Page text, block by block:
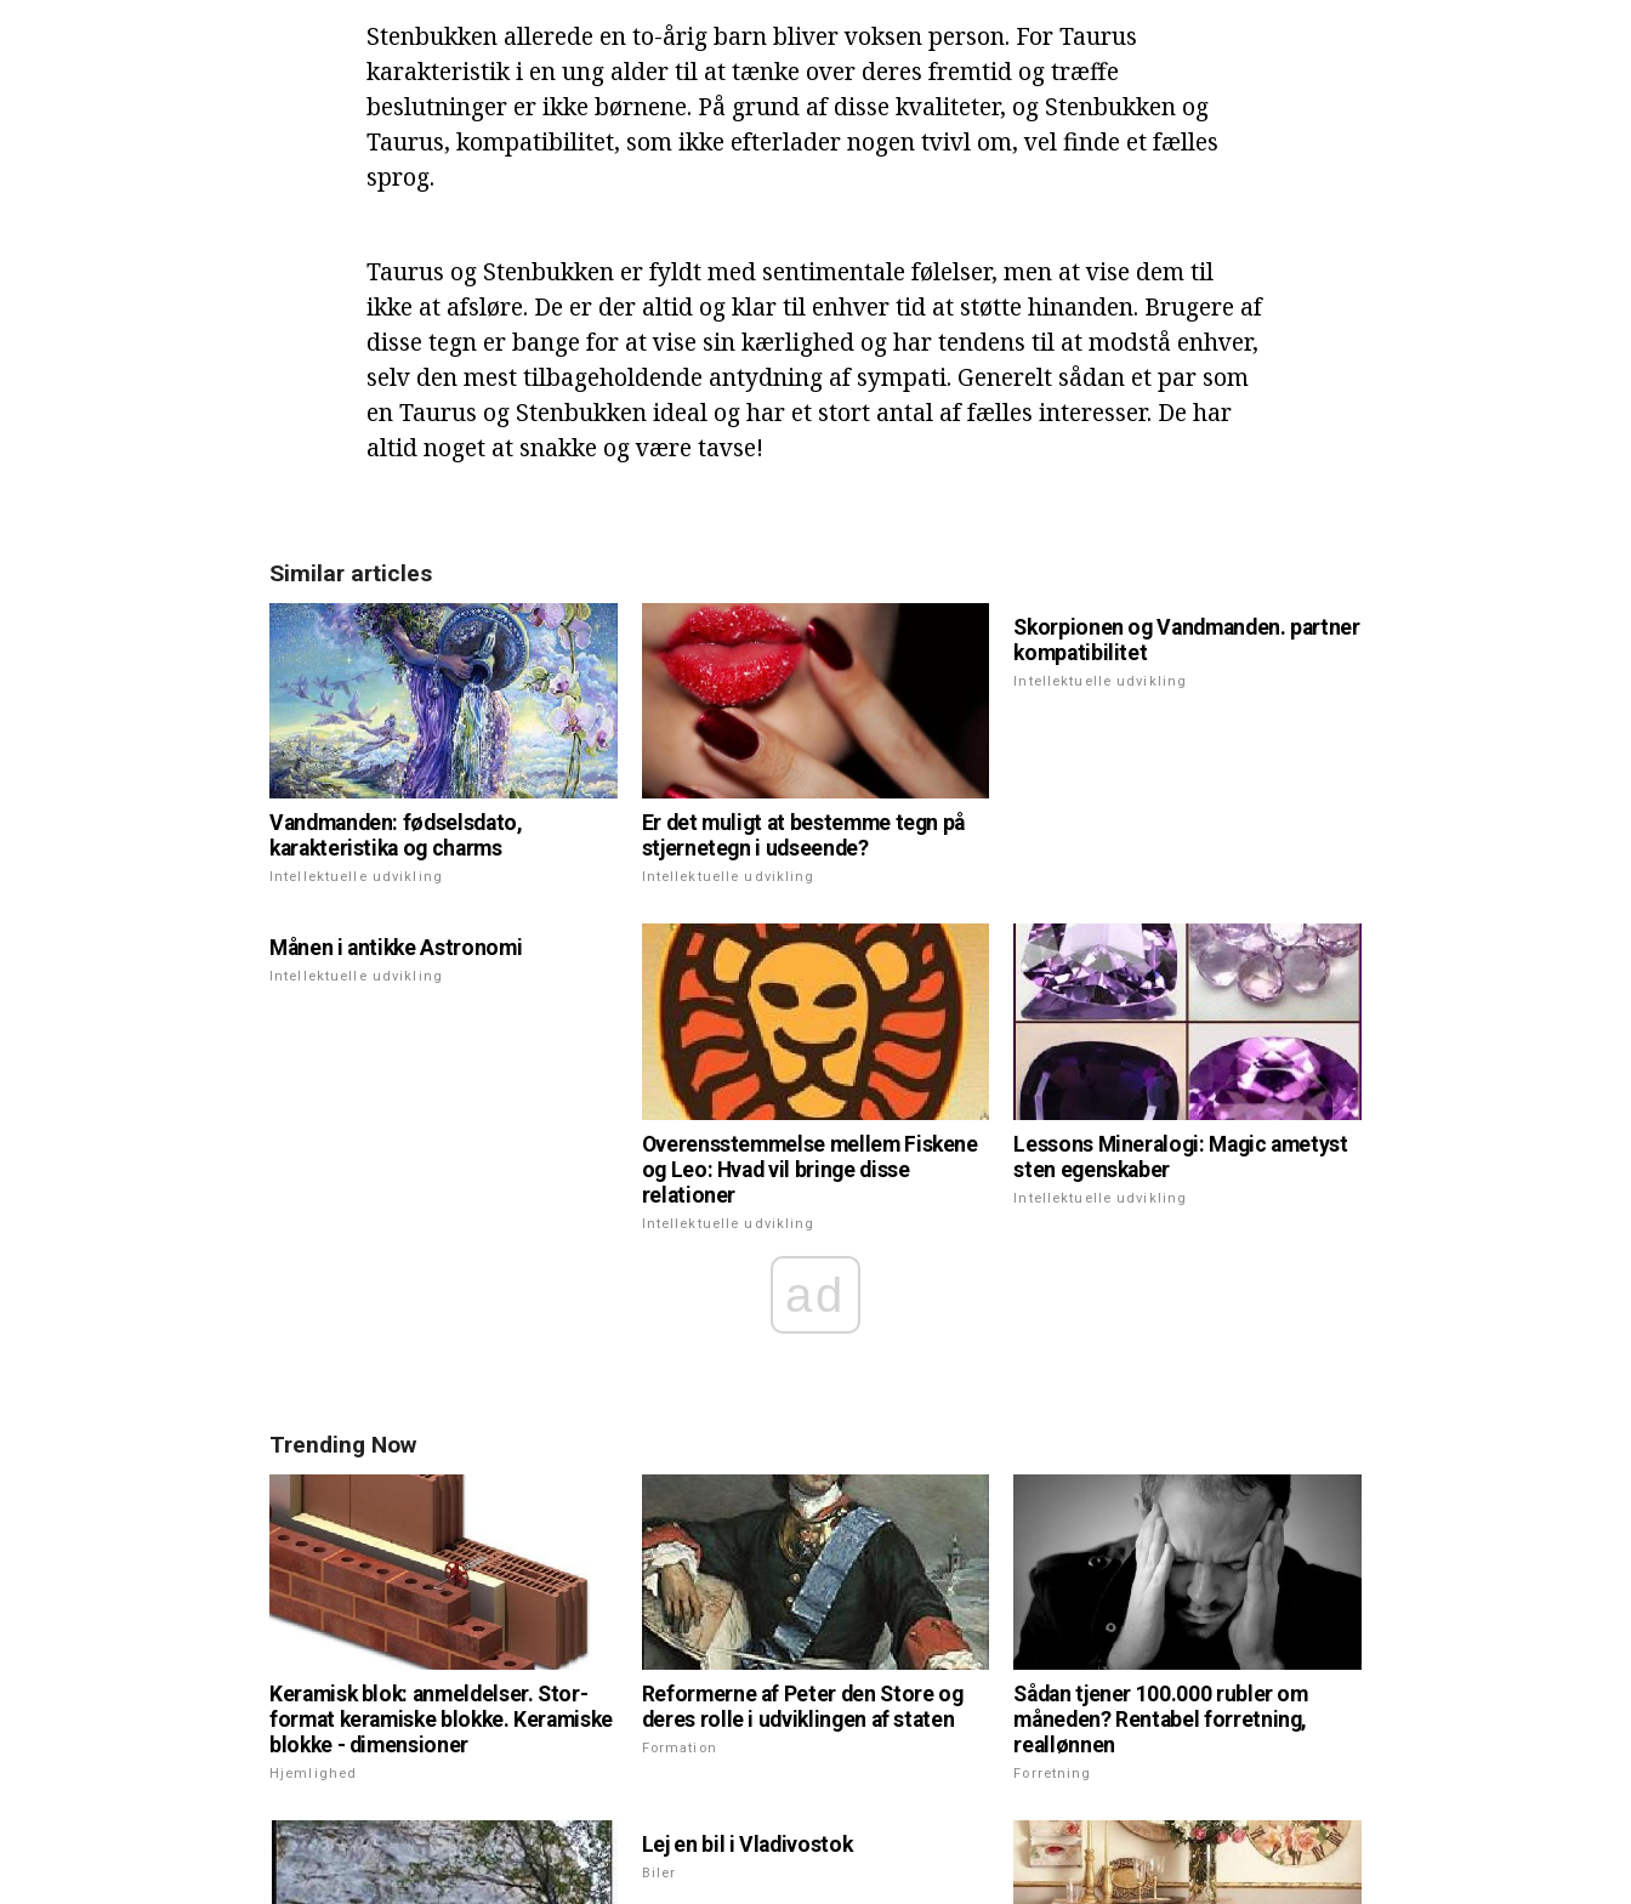
Stenbukken allerede en to-årig barn bliver voksen person. For Taurus
karakteristik i en ung alder til at tænke over deres fremtid og træffe
beslutninger er ikke børnene. På grund af disse kvaliteter, og Stenbukken og
Taurus, kompatibilitet, som ikke efterlader nogen tvivl om, vel finde et fælles
sprog.
Taurus og Stenbukken er fyldt med sentimentale følelser, men at vise dem til
ikke at afsløre. De er der altid og klar til enhver tid at støtte hinanden. Brugere af
disse tegn er bange for at vise sin kærlighed og har tendens til at modstå enhver,
selv den mest tilbageholdende antydning af sympati. Generelt sådan et par som
en Taurus og Stenbukken ideal og har et stort antal af fælles interesser. De har
altid noget at snakke og være tavse!
Similar articles
Vandmanden: fødselsdato,
karakteristika og charms
Intellektuelle udvikling
Er det muligt at bestemme tegn på
stjernetegn i udseende?
Intellektuelle udvikling
Skorpionen og Vandmanden. partner
kompatibilitet
Intellektuelle udvikling
Månen i antikke Astronomi
Intellektuelle udvikling
Overensstemmelse mellem Fiskene
og Leo: Hvad vil bringe disse
relationer
Intellektuelle udvikling
Lessons Mineralogi: Magic ametyst
sten egenskaber
Intellektuelle udvikling
ad
Trending Now
Keramisk blok: anmeldelser. Stor-
format keramiske blokke. Keramiske
blokke - dimensioner
Hjemlighed
Reformerne af Peter den Store og
deres rolle i udviklingen af staten
Formation
Sådan tjener 100.000 rubler om
måneden? Rentabel forretning,
reallønnen
Forretning
Lej en bil i Vladivostok
Biler